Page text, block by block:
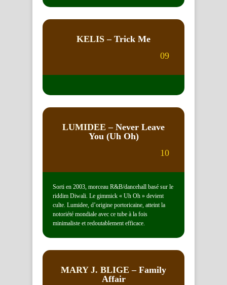
KELIS – Trick Me
09
LUMIDEE – Never Leave
You (Uh Oh)
10
Sorti en 2003, morceau R&B/dancehall basé sur le
riddim Diwali. Le gimmick « Uh Oh » devient
culte. Lumidee, d’origine portoricaine, atteint la
notoriété mondiale avec ce tube à la fois
minimaliste et redoutablement efficace.
MARY J. BLIGE – Family
Affair